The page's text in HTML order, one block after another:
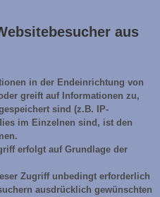
aus
in der Endeinrichtung von
greift auf Informationen zu,
sind (z.B. IP-
im Einzelnen sind, ist den
erfolgt auf Grundlage der
Zugriff unbedingt erforderlich
ausdrücklich gewünschten